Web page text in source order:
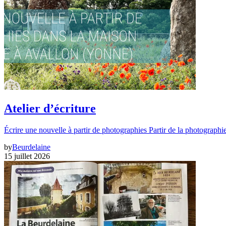
Atelier d’écriture
Écrire une nouvelle à partir de photographies Partir de la
byBeurdelaine
15 juillet 2026